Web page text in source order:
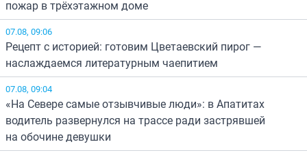
пожар в трёхэтажном доме
07.08, 09:06
Рецепт с историей: готовим Цветаевский пирог —
наслаждаемся литературным чаепитием
07.08, 09:04
«На Севере самые отзывчивые люди»: в Апатитах
водитель развернулся на трассе ради застрявшей
на обочине девушки